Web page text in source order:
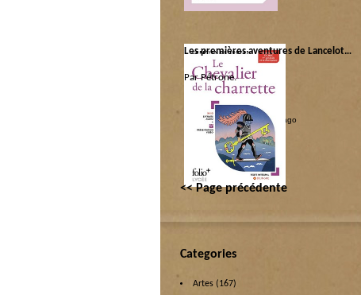
Les premières aventures de Lancelot…
Par Pétrone.
Catégorie :
Héros et Zéros|Libri|Pédago
<< Page précédente
Categories
Artes (167)